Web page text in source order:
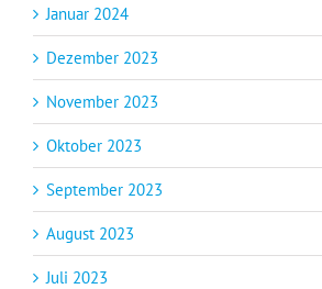
Januar 2024
Dezember 2023
November 2023
Oktober 2023
September 2023
August 2023
Juli 2023